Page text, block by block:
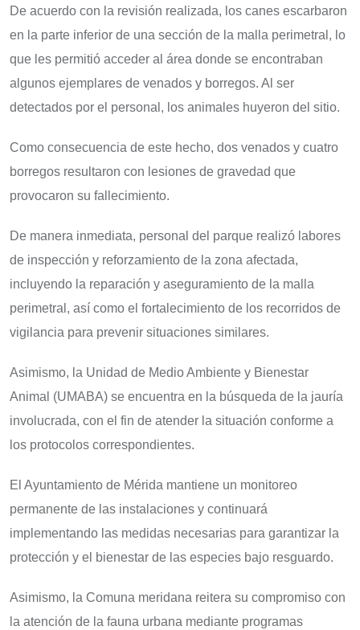
De acuerdo con la revisión realizada, los canes escarbaron
en la parte inferior de una sección de la malla perimetral, lo
que les permitió acceder al área donde se encontraban
algunos ejemplares de venados y borregos. Al ser
detectados por el personal, los animales huyeron del sitio.
Como consecuencia de este hecho, dos venados y cuatro
borregos resultaron con lesiones de gravedad que
provocaron su fallecimiento.
De manera inmediata, personal del parque realizó labores
de inspección y reforzamiento de la zona afectada,
incluyendo la reparación y aseguramiento de la malla
perimetral, así como el fortalecimiento de los recorridos de
vigilancia para prevenir situaciones similares.
Asimismo, la Unidad de Medio Ambiente y Bienestar
Animal (UMABA) se encuentra en la búsqueda de la jauría
involucrada, con el fin de atender la situación conforme a
los protocolos correspondientes.
El Ayuntamiento de Mérida mantiene un monitoreo
permanente de las instalaciones y continuará
implementando las medidas necesarias para garantizar la
protección y el bienestar de las especies bajo resguardo.
Asimismo, la Comuna meridana reitera su compromiso con
la atención de la fauna urbana mediante programas